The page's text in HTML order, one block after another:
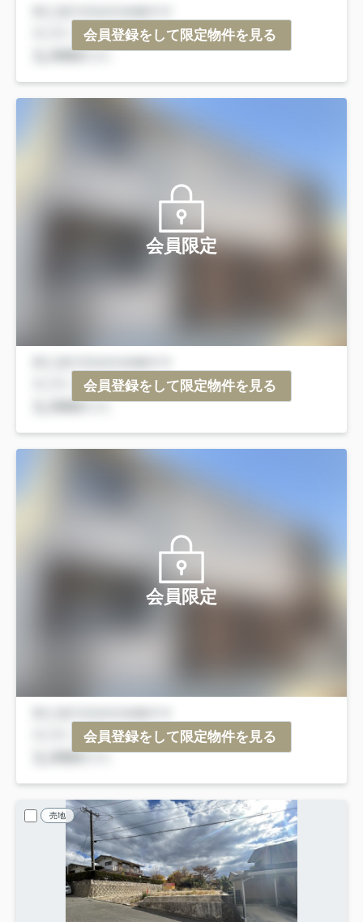
会員登録をして限定物件を見る
会員限定
会員登録をして限定物件を見る
会員限定
会員登録をして限定物件を見る
売地